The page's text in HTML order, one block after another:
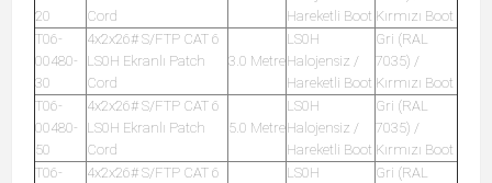
20
Cord
Hareketli Boot Kırmızı Boot
T06-
00480-
30
4x2x26# S/FTP CAT 6
LS0H Ekranlı Patch
Cord
3.0 Metre
LS0H
Halojensiz /
Hareketli Boot
Gri (RAL
7035) /
Kırmızı Boot
T06-
00480-
50
4x2x26# S/FTP CAT 6
LS0H Ekranlı Patch
Cord
5.0 Metre
LS0H
Halojensiz /
Hareketli Boot
Gri (RAL
7035) /
Kırmızı Boot
T06-
4x2x26# S/FTP CAT 6
LS0H
Gri (RAL